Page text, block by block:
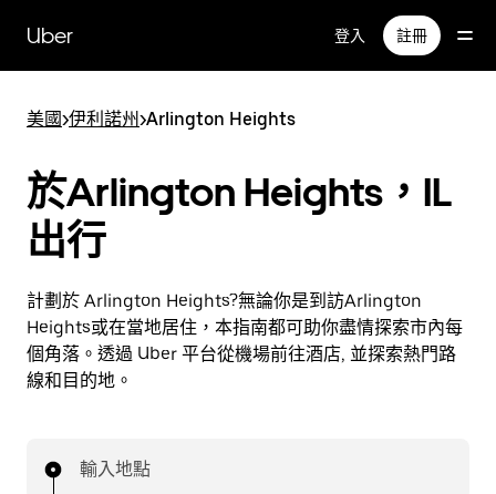
Uber 登入 註冊
美國>伊利諾州>Arlington Heights
於Arlington Heights，IL
出行
計劃於 Arlington Heights?無論你是到訪Arlington
Heights或在當地居住，本指南都可助你盡情探索市內每
個角落。透過 Uber 平台從機場前往酒店, 並探索熱門路
線和目的地。
輸入地點